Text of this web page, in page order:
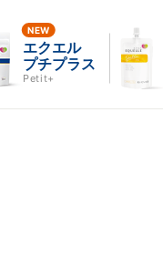
エクエル
プチプラス
Petit+